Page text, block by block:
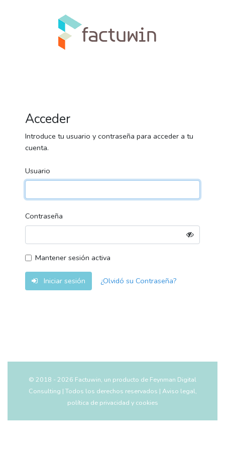
Acceder
Introduce tu usuario y contraseña para acceder a tu
cuenta.
Usuario
Contraseña
Mantener sesión activa
Iniciar sesión ¿Olvidó su Contraseña?
© 2018 - 2026 Factuwin, un producto de Feynman Digital
Consulting | Todos los derechos reservados | Aviso legal,
política de privacidad y cookies